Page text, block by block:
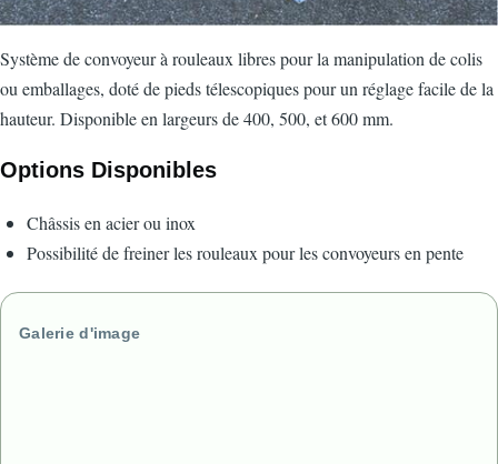
Système de convoyeur à rouleaux libres pour la manipulation de colis
ou emballages, doté de pieds télescopiques pour un réglage facile de la
hauteur. Disponible en largeurs de 400, 500, et 600 mm.
Options Disponibles
Châssis en acier ou inox
Possibilité de freiner les rouleaux pour les convoyeurs en pente
Galerie d'image